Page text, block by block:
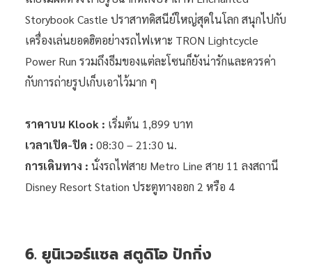
Storybook Castle ปราสาทดิสนีย์ใหญ่สุดในโลก สนุกไปกับ
เครื่องเล่นยอดฮิตอย่างรถไฟเหาะ TRON Lightcycle
Power Run รวมถึงธีมของแต่ละโซนก็ยังน่ารักและควรค่า
กับการถ่ายรูปเก็บเอาไว้มาก ๆ
ราคาบน Klook : เริ่มต้น 1,899 บาท
เวลาเปิด-ปิด : 08:30 – 21:30 น.
การเดินทาง : นั่งรถไฟสาย Metro Line สาย 11 ลงสถานี
Disney Resort Station ประตูทางออก 2 หรือ 4
6. ยูนิเวอร์แซล สตูดิโอ ปักกิ่ง